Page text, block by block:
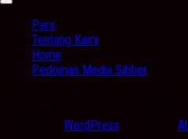
Expand
Pers
Tentang Kami
Home
Pedoman Media Sibber
WordPress